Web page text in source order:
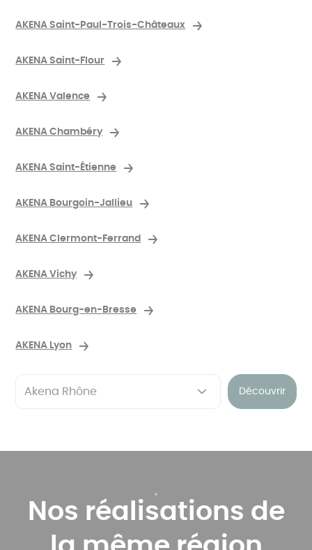
AKENA Saint-Paul-Trois-Châteaux
AKENA Saint-Flour
AKENA Valence
AKENA Chambéry
AKENA Saint-Étienne
AKENA Bourgoin-Jallieu
AKENA Clermont-Ferrand
AKENA Vichy
AKENA Bourg-en-Bresse
AKENA Lyon
Découvrir
Nos réalisations de